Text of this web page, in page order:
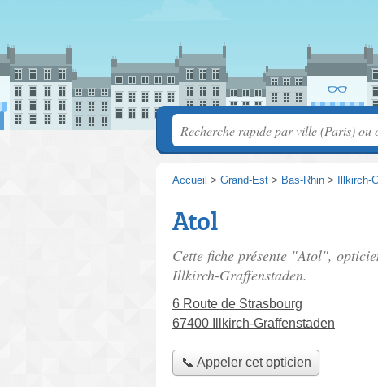
Accueil > Grand-Est > Bas-Rhin > Illkirch-
Atol
Cette fiche présente "Atol",
Illkirch-Graffenstaden.
6 Route de Strasbourg
67400 Illkirch-Graffenstaden
📞 Appeler cet opticien